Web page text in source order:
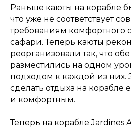
Раньше каюты на корабле
что уже не соответствует
требованиям комфортного
сафари. Теперь каюты
реорганизовали так, что
разместились на одном
подходом к каждой из них.
сделать отдыха на
и комфортным.
Теперь на корабле Jardines